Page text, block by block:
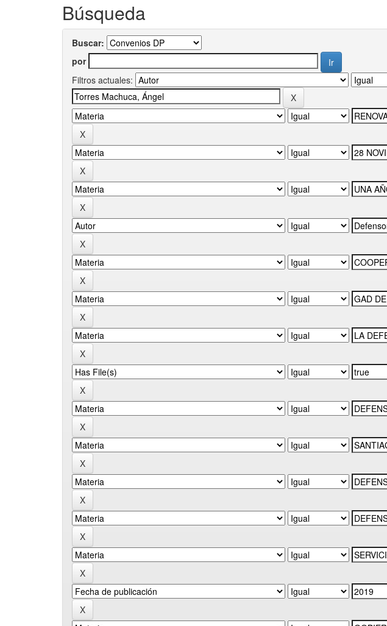
Búsqueda
Buscar:
por
Filtros actuales: